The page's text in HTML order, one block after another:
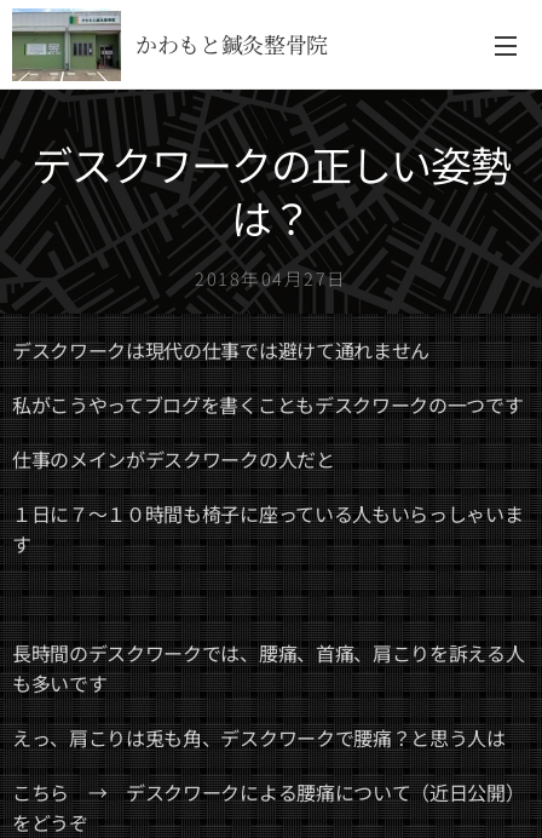
かわもと鍼灸整骨院
デスクワークの正しい姿勢
は？
2018年04月27日
デスクワークは現代の仕事では避けて通れません
私がこうやってブログを書くこともデスクワークの一つです
仕事のメインがデスクワークの人だと
１日に７～１０時間も椅子に座っている人もいらっしゃいま
す
長時間のデスクワークでは、腰痛、首痛、肩こりを訴える人
も多いです
えっ、肩こりは兎も角、デスクワークで腰痛？と思う人は
こちら → デスクワークによる腰痛について（近日公開）
をどうぞ